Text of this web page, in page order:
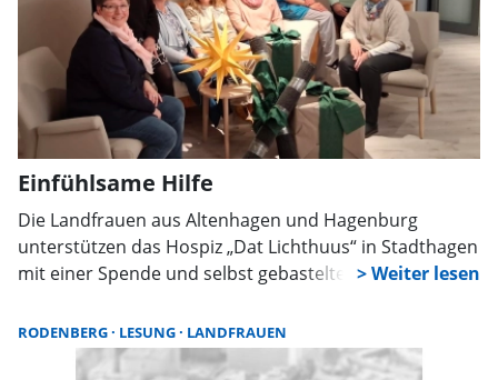
Einfühlsame Hilfe
Die Landfrauen aus Altenhagen und Hagenburg
unterstützen das Hospiz „Dat Lichthuus“ in Stadthagen
mit einer Spende und selbst gebastelter
sie sich beeindruckt von der einfühlsamen Arbeit des
Teams und der besonderen Ruhe im Haus.
RODENBERG LESUNG LANDFRAUEN